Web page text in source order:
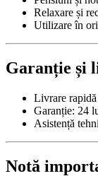
Relaxare și
Utilizare în
Garanție și
Livrare
Garanție: 24
Asistență
Notă